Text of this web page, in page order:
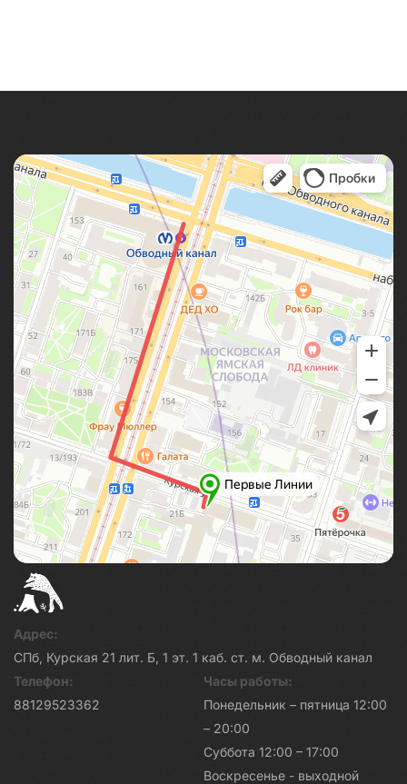
Адрес:
СПб, Курская 21 лит. Б, 1 эт. 1 каб. ст. м. Обводный канал
Телефон:
88129523362
Часы работы:
Понедельник – пятница 12:00
– 20:00
Суббота 12:00 – 17:00
Воскресенье - выходной